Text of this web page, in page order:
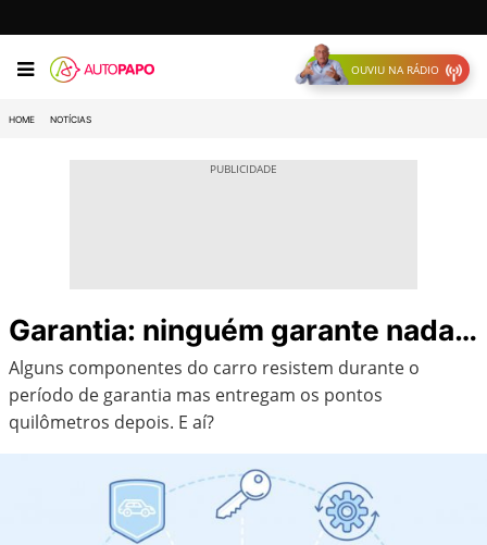
OUVIU NA RÁDIO
HOME NOTÍCIAS
Garantia: ninguém garante nada…
Alguns componentes do carro resistem durante o
período de garantia mas entregam os pontos
quilômetros depois. E aí?